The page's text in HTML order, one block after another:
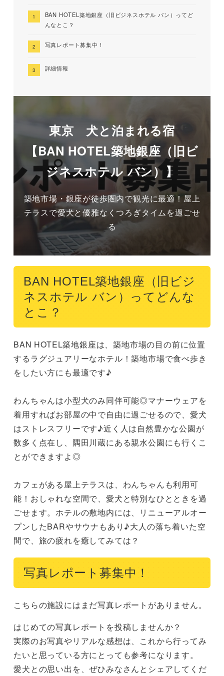
BAN HOTEL築地銀座（旧ビジネスホテル バン）ってど
んなとこ？
写真レポート募集中！
詳細情報
東京 犬と泊まれる宿
【BAN HOTEL築地銀座（旧ビ
ジネスホテル バン）】
築地市場・銀座が徒歩圏内で観光に最適！屋上
テラスで愛犬と優雅なくつろぎタイムを過ごせ
る
BAN HOTEL築地銀座（旧ビジ
ネスホテル バン）ってどんな
とこ？
BAN HOTEL築地銀座は、築地市場の目の前に位置
するラグジュアリーなホテル！築地市場で食べ歩き
をしたい方にも最適です♪
わんちゃんは小型犬のみ同伴可能◎マナーウェアを
着用すればお部屋の中で自由に過ごせるので、愛犬
はストレスフリーです♪近く人は自然豊かな公園が
数多く点在し、隅田川蔵にある親水公園にも行くこ
とができますよ◎
カフェがある屋上テラスは、わんちゃんも利用可
能！おしゃれな空間で、愛犬と特別なひとときを過
ごせます。ホテルの敷地内には、リニューアルオー
プンしたBARやサウナもあり♪大人の落ち着いた空
間で、旅の疲れを癒してみては？
写真レポート募集中！
こちらの施設にはまだ写真レポートがありません。
はじめての写真レポートを投稿しませんか？
実際のお写真やリアルな感想は、これから行ってみ
たいと思っている方にとっても参考になります。
愛犬との思い出を、ぜひみなさんとシェアしてくだ